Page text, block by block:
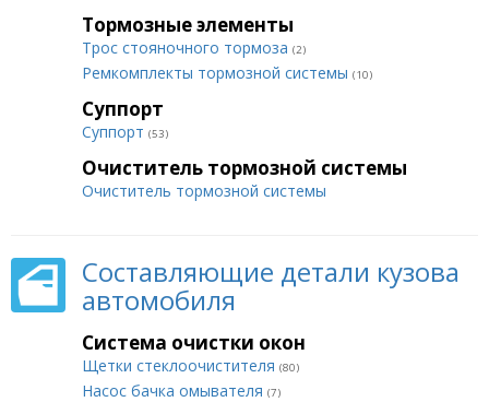
Тормозные элементы
Трос стояночного тормоза (2)
Ремкомплекты тормозной системы (10)
Суппорт
Суппорт (53)
Очиститель тормозной системы
Очиститель тормозной системы
Составляющие детали кузова
автомобиля
Система очистки окон
Щетки стеклоочистителя (80)
Насос бачка омывателя (7)